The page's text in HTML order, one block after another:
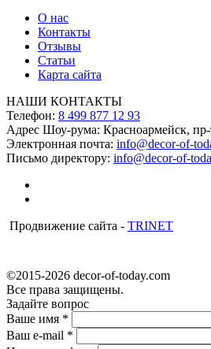
О нас
Контакты
Отзывы
Статьи
Карта сайта
НАШИ КОНТАКТЫ
Телефон: 8 499 877 12 93
Адрес Шоу-рума: Красноармейск,
Электронная почта: info@decor-of-
Письмо директору: info@decor-of-
Продвижение сайта - TRINET
©2015-2026 decor-of-today.com
Все права защищены.
Задайте вопрос
Ваше имя *
Ваш e-mail *